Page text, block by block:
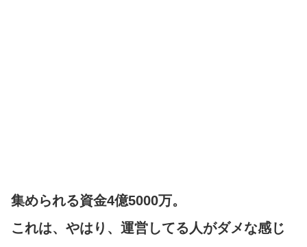
集められる資金4億5000万。
これは、やはり、運営してる人がダメな感じ